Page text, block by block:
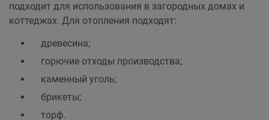
подходит для использования в загородных домах и
коттеджах. Для отопления подходят:
древесина;
горючие отходы производства;
каменный уголь;
брикеты;
торф.